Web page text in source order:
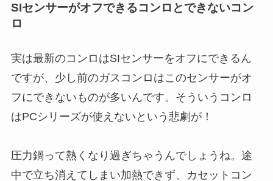
SIセンサーがオフできるコンロとできないコン
ロ
実は最新のコンロはSIセンサーをオフにできるん
ですが、少し前のガスコンロはこのセンサーがオ
フにできないものが多いんです。そういうコンロ
はPCシリーズが使えないという悲劇が！
圧力鍋って熱くなり過ぎちゃうんでしょうね。途
中で立ち消えてしまい加熱できず、カセットコン